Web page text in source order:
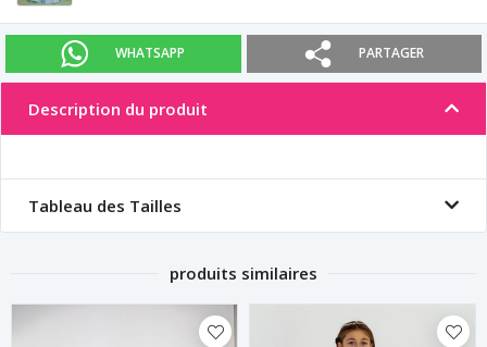
WHATSAPP PARTAGER
Description du produit
Tableau des Tailles
produits similaires